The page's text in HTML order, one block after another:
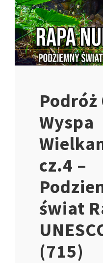
Podróż
Wyspa
cz.4 –
świat
(715)